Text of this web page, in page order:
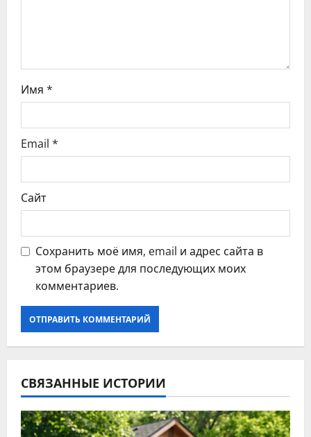
и
я
Имя *
Email *
Сайт
Сохранить моё имя, email и адрес сайта в
этом браузере для последующих моих
комментариев.
СВЯЗАННЫЕ ИСТОРИИ